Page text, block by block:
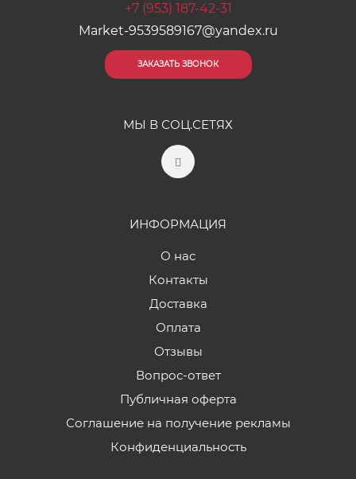
+7 (953) 187-42-31
Market-9539589167@yandex.ru
ЗАКАЗАТЬ ЗВОНОК
МЫ В СОЦ.СЕТЯХ
ИНФОРМАЦИЯ
О нас
Контакты
Доставка
Оплата
Отзывы
Вопрос-ответ
Публичная оферта
Соглашение на получение рекламы
Конфиденциальность